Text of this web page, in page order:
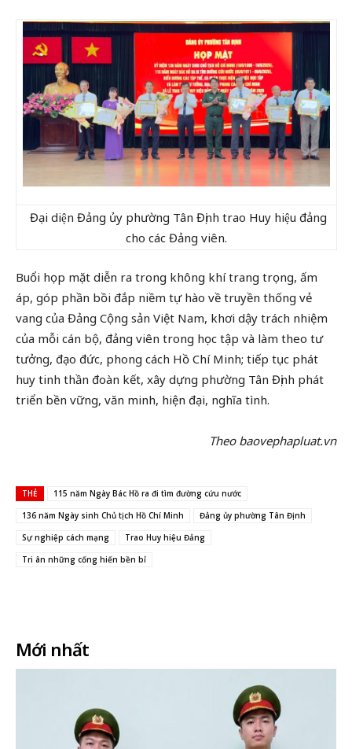
Đại diện Đảng ủy phường Tân Định trao Huy hiệu đảng
cho các Đảng viên.
Buổi họp mặt diễn ra trong không khí trang trọng, ấm
áp, góp phần bồi đắp niềm tự hào về truyền thống vẻ
vang của Đảng Cộng sản Việt Nam, khơi dậy trách nhiệm
của mỗi cán bộ, đảng viên trong học tập và làm theo tư
tưởng, đạo đức, phong cách Hồ Chí Minh; tiếp tục phát
huy tinh thần đoàn kết, xây dựng phường Tân Định phát
triển bền vững, văn minh, hiện đại, nghĩa tình.
Theo baovephapluat.vn
THẺ
115 năm Ngày Bác Hồ ra đi tìm đường cứu nước
136 năm Ngày sinh Chủ tịch Hồ Chí Minh
Đảng ủy phường Tân Định
Sự nghiệp cách mạng
Trao Huy hiệu Đảng
Tri ân những cống hiến bền bỉ
Mới nhất